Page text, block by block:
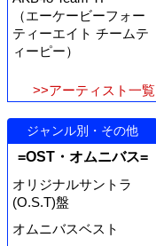
（エーケービーフォー
ティーエイト チームテ
ィーピー）
>>アーティスト一覧
ジャンル別・その他
=OST・オムニバス=
オリジナルサントラ
(O.S.T)盤
オムニバスベスト